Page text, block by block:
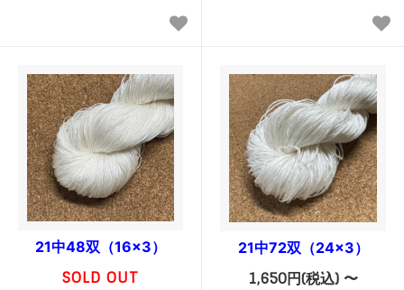
21中48双（16×3）
SOLD OUT
21中72双（24×3）
1,650円(税込) 〜